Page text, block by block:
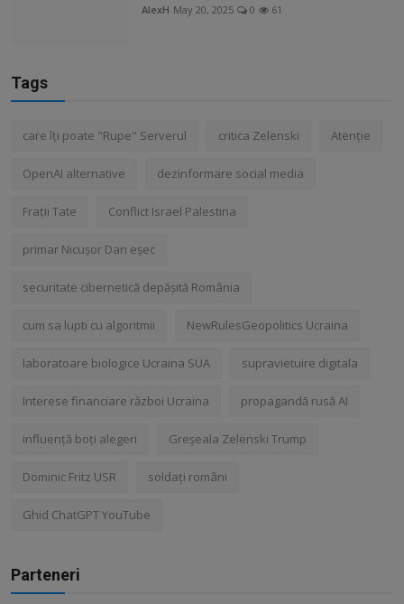
AlexH May 20, 2025 0 61
Tags
care îți poate "Rupe" Serverul critica Zelenski Atenție
OpenAI alternative dezinformare social media
Frații Tate Conflict Israel Palestina
primar Nicușor Dan eșec
securitate cibernetică depășită România
cum sa lupti cu algoritmii NewRulesGeopolitics Ucraina
laboratoare biologice Ucraina SUA supravietuire digitala
Interese financiare război Ucraina propagandă rusă AI
influență boți alegeri Greșeala Zelenski Trump
Dominic Fritz USR soldați români
Ghid ChatGPT YouTube
Parteneri